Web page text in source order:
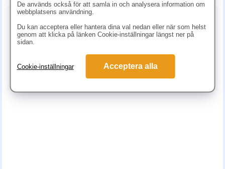
Vitt papper Färgat papper Premiumpapper
Laserark och BG-talonger
De används också för att samla in och analysera information om
webbplatsens användning.
Du kan acceptera eller hantera dina val nedan eller när som helst
genom att klicka på länken Cookie-inställningar längst ner på
sidan.
Cookie-inställningar Acceptera alla